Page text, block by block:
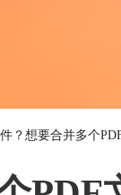
？想要合并多个